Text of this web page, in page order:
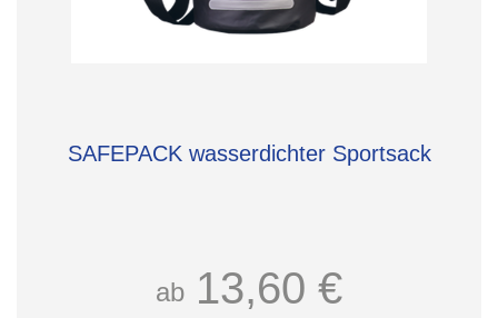
SAFEPACK wasserdichter Sportsack
ab 13,60 €